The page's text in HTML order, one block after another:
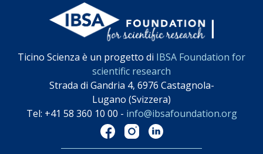
Ticino Scienza è un progetto di IBSA Foundation for
scientific research
Strada di Gandria 4, 6976 Castagnola-
Lugano (Svizzera)
Tel: +41 58 360 10 00 - info@ibsafoundation.org